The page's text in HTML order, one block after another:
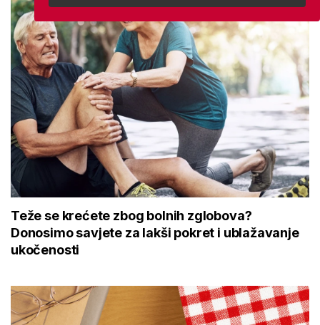
Teže se krećete zbog bolnih zglobova?
Donosimo savjete za lakši pokret i ublažavanje
ukočenosti